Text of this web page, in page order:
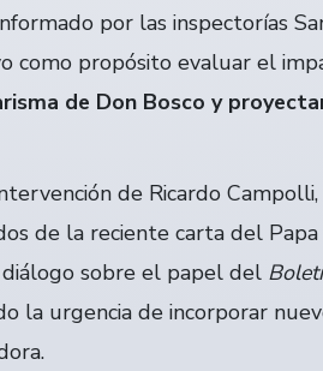
por las inspectorías
como propósito evaluar el
de Don Bosco y
de Ricardo
de la reciente carta del
sobre el papel del
la urgencia de incorporar